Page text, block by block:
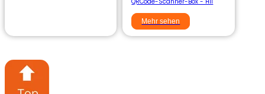
Mehr sehen